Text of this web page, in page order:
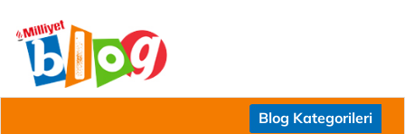
Blog Kategorileri